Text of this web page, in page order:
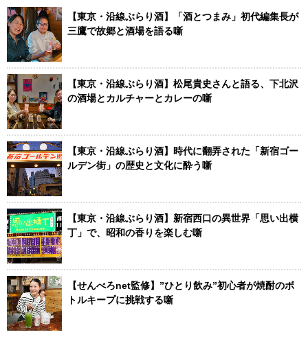
【東京・沿線ぶらり酒】「酒とつまみ」初代編集長が
三鷹で故郷と酒場を語る噺
【東京・沿線ぶらり酒】松尾貴史さんと語る、下北沢
の酒場とカルチャーとカレーの噺
【東京・沿線ぶらり酒】時代に翻弄された「新宿ゴー
ルデン街」の歴史と文化に酔う噺
【東京・沿線ぶらり酒】新宿西口の異世界「思い出横
丁」で、昭和の香りを楽しむ噺
【せんべろnet監修】”ひとり飲み”初心者が焼酎のボ
トルキープに挑戦する噺